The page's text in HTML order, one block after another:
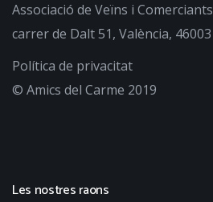
Associació de Veïns i Comerciants
carrer de Dalt 51, València, 46003
Política de privacitat
© Amics del Carme 2019
Les nostres raons